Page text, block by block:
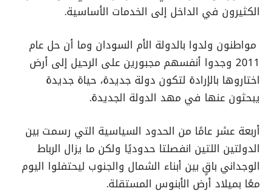
الكثيرون في الداخل إلى الخدمات الأساسية.
مواطنون ولدوا بالدولة الأم السودان وما أن حل عام
2011 وجدوا أنفسهم مجبورين على الرحيل إلى أرض
اختاروها بالإرادة لتكون دولة جديدة، حياة جديدة
يبحثون عنها في مهد الدولة الجديدة.
أربعة عشر عامًا من الحدود السياسية التي رسمت بين
الدولتين اللتين انفصلتا حدوديًا ولكن ما يزال الرباط
الوجداني باقٍ بين أبناء الشمال والجنوب ليحتفلوا اليوم
معًا بميلاد أرض الأبنوس المستقلة.